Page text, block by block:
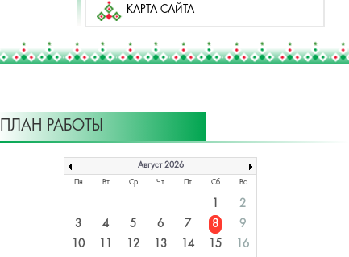
КАРТА САЙТА
ПЛАН РАБОТЫ
Август 2026
Пн Вт Ср Чт Пт Сб Вс
1
2
3
4 5 6 7 8
9
10
11 12 13 14 15
16